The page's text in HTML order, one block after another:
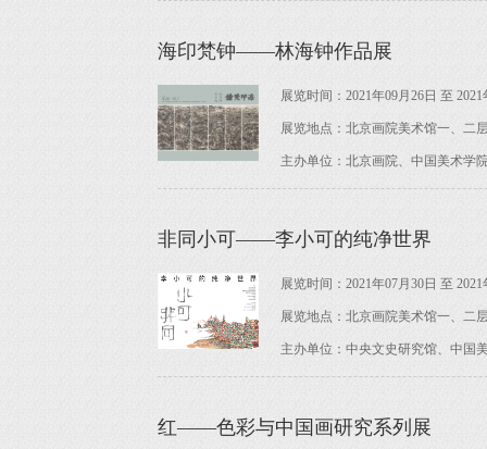
海印梵钟——林海钟作品展
展览时间：2021年09月26日 至 2021
展览地点：北京画院美术馆一、二
主办单位：北京画院、中国美术学
非同小可——李小可的纯净世界
展览时间：2021年07月30日 至 2021
展览地点：北京画院美术馆一、二
主办单位：中央文史研究馆、中国
红——色彩与中国画研究系列展